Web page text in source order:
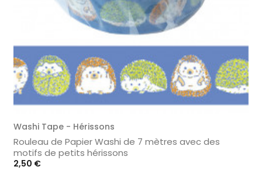
Washi Tape - Hérissons
Rouleau de Papier Washi de 7 mètres avec des
motifs de petits hérissons
Prix
2,50 €